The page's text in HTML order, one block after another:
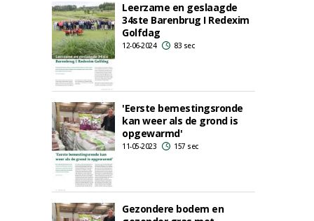
Leerzame en geslaagde
34ste Barenbrug I Redexim
Golfdag
12-06-2024 83 sec
'Eerste bemestingsronde
kan weer als de grond is
opgewarmd'
11-05-2023 157 sec
Gezondere bodem en